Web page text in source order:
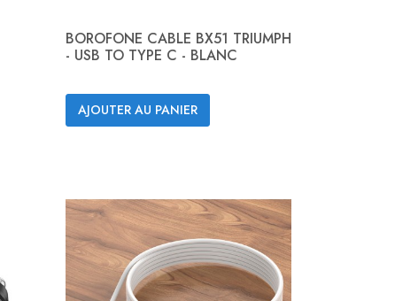
BOROFONE CABLE BX51 TRIUMPH
- USB TO TYPE C - BLANC
AJOUTER AU PANIER